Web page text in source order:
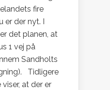
fire
er der nyt. I
det planen, at
1 vej på
Sandholts
Tidligere
at der er